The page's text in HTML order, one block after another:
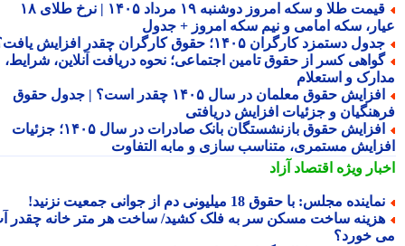
قیمت طلا و سکه امروز دوشنبه ۱۹ مرداد ۱۴۰۵ | نرخ طلای ۱۸
سکه امامی و نیم سکه امروز + جدول
دستمزد کارگران ۱۴۰۵؛ حقوق کارگران چقدر افزایش یافت؟
کسر از حقوق تامین اجتماعی؛ نحوه دریافت آنلاین، شرایط،
و استعلام
افزایش حقوق معلمان در سال ۱۴۰۵ چقدر است؟ | جدول حقوق
و جزئیات افزایش دریافتی
افزایش حقوق بازنشستگان بانک صادرات در سال ۱۴۰۵؛ جزئیات
مستمری، متناسب سازی و مابه التفاوت
ویژهاقتصاد آزاد
مجلس: با حقوق 18 میلیونی دم از جوانی جمعیت نزنید!
ساخت مسکن سر به فلک کشید/ ساخت هر متر خانه چقدر آب
خورد؟